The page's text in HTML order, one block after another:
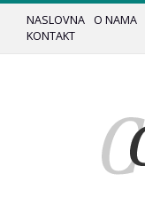
NASLOVNA O NAMA
KONTAKT